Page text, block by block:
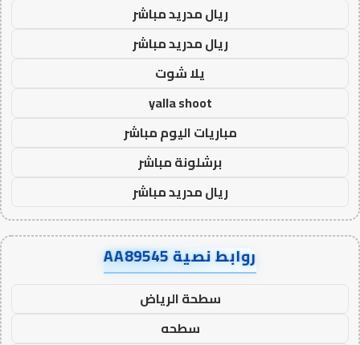
ريال مدريد مباشر
ريال مدريد مباشر
يلا شوت
yalla shoot
مباريات اليوم مباشر
برشلونة مباشر
ريال مدريد مباشر
روابط نصية AA89545
سطحة الرياض
سطحه